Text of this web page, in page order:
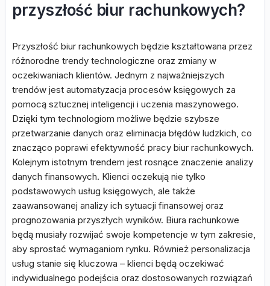
przyszłość biur rachunkowych?
Przyszłość biur rachunkowych będzie kształtowana przez
różnorodne trendy technologiczne oraz zmiany w
oczekiwaniach klientów. Jednym z najważniejszych
trendów jest automatyzacja procesów księgowych za
pomocą sztucznej inteligencji i uczenia maszynowego.
Dzięki tym technologiom możliwe będzie szybsze
przetwarzanie danych oraz eliminacja błędów ludzkich, co
znacząco poprawi efektywność pracy biur rachunkowych.
Kolejnym istotnym trendem jest rosnące znaczenie analizy
danych finansowych. Klienci oczekują nie tylko
podstawowych usług księgowych, ale także
zaawansowanej analizy ich sytuacji finansowej oraz
prognozowania przyszłych wyników. Biura rachunkowe
będą musiały rozwijać swoje kompetencje w tym zakresie,
aby sprostać wymaganiom rynku. Również personalizacja
usług stanie się kluczowa – klienci będą oczekiwać
indywidualnego podejścia oraz dostosowanych rozwiązań